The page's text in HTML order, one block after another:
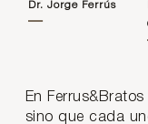
Dr. Jorge Ferrús
En
sino que cada